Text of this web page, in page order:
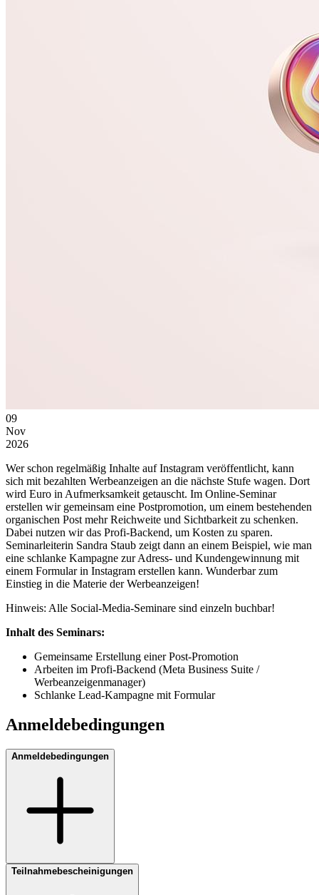
09
Nov
2026
Wer schon regelmäßig Inhalte auf Instagram veröffentlicht, kann
sich mit bezahlten Werbeanzeigen an die nächste Stufe wagen. Dort
wird Euro in Aufmerksamkeit getauscht. Im Online-Seminar
erstellen wir gemeinsam eine Postpromotion, um einem bestehenden
organischen Post mehr Reichweite und Sichtbarkeit zu schenken.
Dabei nutzen wir das Profi-Backend, um Kosten zu sparen.
Seminarleiterin Sandra Staub zeigt dann an einem Beispiel, wie man
eine schlanke Kampagne zur Adress- und Kundengewinnung mit
einem Formular in Instagram erstellen kann. Wunderbar zum
Einstieg in die Materie der Werbeanzeigen!
Hinweis: Alle Social-Media-Seminare sind einzeln buchbar!
Inhalt des Seminars:
Gemeinsame Erstellung einer Post-Promotion
Arbeiten im Profi-Backend (Meta Business Suite /
Werbeanzeigenmanager)
Schlanke Lead-Kampagne mit Formular
Anmeldebedingungen
Anmeldebedingungen
Teilnahmebescheinigungen